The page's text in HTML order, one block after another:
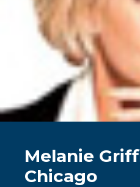
Melanie
Chicago